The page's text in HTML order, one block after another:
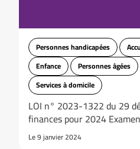
Personnes handicapées
Enfance
Personnes âgées
Services à domicile
LOI n° 2023-1322 du 29
finances pour 2024
Le 9 janvier 2024